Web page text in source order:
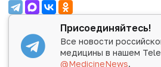
Присоединяйтесь!
Все новости
медицины в нашем
@MedicineNews.